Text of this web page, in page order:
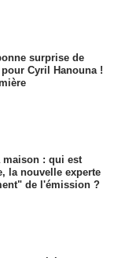
surprise de
pour Cyril Hanouna !
maison : qui est
la nouvelle experte
de l'émission ?